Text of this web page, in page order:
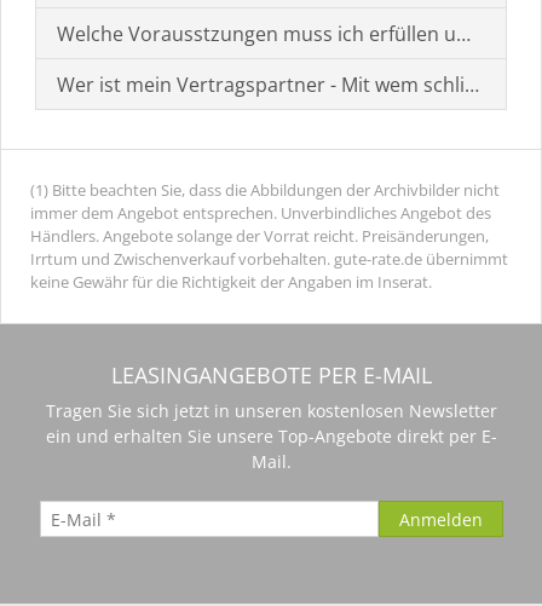
Welche Vorausstzungen muss ich erfüllen um einen
Wer ist mein Vertragspartner - Mit wem schließe ich
(1) Bitte beachten Sie, dass die Abbildungen der Archivbilder nicht
immer dem Angebot entsprechen. Unverbindliches Angebot des
Händlers. Angebote solange der Vorrat reicht. Preisänderungen,
Irrtum und Zwischenverkauf vorbehalten. gute-rate.de übernimmt
keine Gewähr für die Richtigkeit der Angaben im Inserat.
LEASINGANGEBOTE PER E-MAIL
Tragen Sie sich jetzt in unseren kostenlosen Newsletter
ein und erhalten Sie unsere Top-Angebote direkt per E-
Mail.